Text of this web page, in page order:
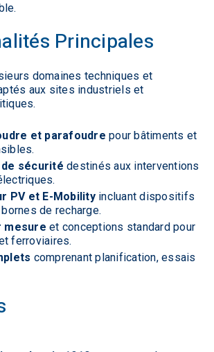
Principales
domaines techniques et
aux sites industriels et
et parafoudre pour bâtiments et
de sécurité destinés aux interventions
PV et E-Mobilityincluant dispositifs
de recharge.
mesure et conceptions standard pour
ferroviaires.
comprenant planification, essais